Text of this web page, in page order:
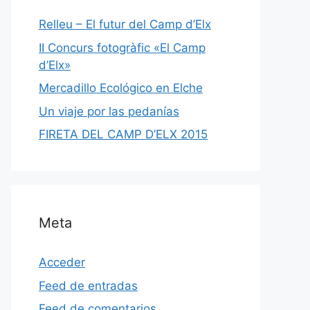
Relleu – El futur del Camp d’Elx
II Concurs fotogràfic «El Camp
d’Elx»
Mercadillo Ecológico en Elche
Un viaje por las pedanías
FIRETA DEL CAMP D’ELX 2015
Meta
Acceder
Feed de entradas